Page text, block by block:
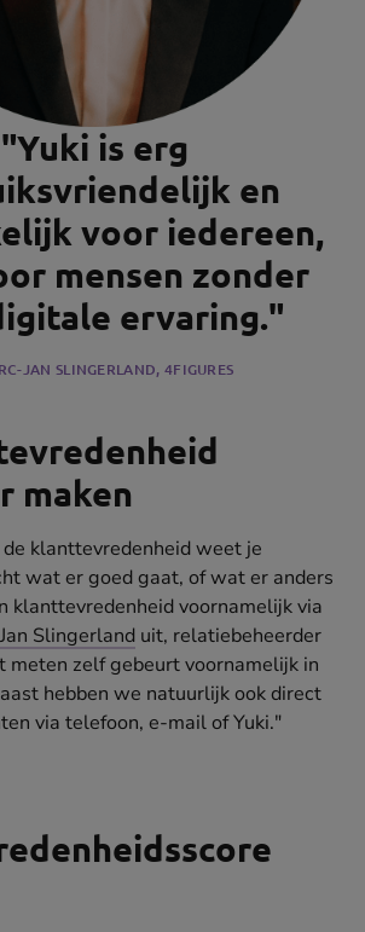
"Yuki is erg
en
voor iedereen,
mensen zonder
ervaring."
JAN SLINGERLAND, 4FIGURES
maken
klanttevredenheid weet je
wat er goed gaat, of wat er anders
klanttevredenheid voornamelijk via
Slingerland uit, relatiebeheerder
meten zelf gebeurt voornamelijk in
hebben we natuurlijk ook direct
via telefoon, e-mail of Yuki."